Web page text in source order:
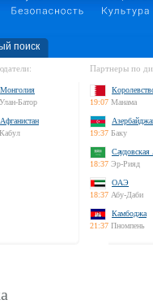
поиск
Монголия
Улан-Батор
Афганистан
Кабул
Партнеры по
19:07 Манама
19:37 Баку
18:37 Эр-Рияд
ОАЭ
18:37 Абу-Даби
Камбоджа
21:37 Пномпень